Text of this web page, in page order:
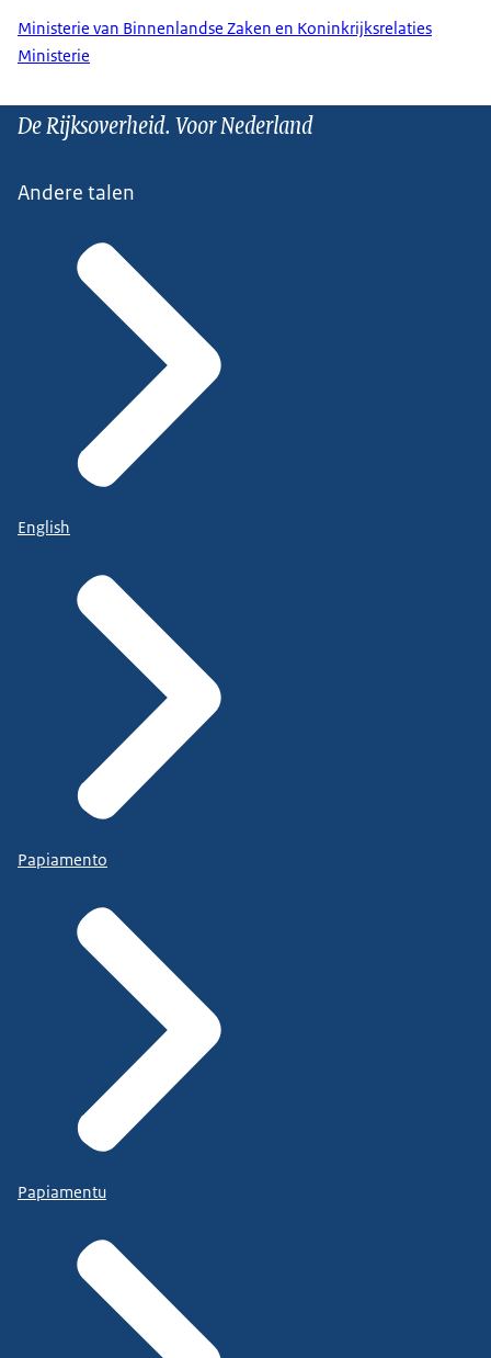
Ministerie van Binnenlandse Zaken en Koninkrijksrelaties
Ministerie
De Rijksoverheid. Voor Nederland
Andere talen
English
Papiamento
Papiamentu